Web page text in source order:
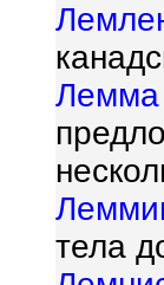
Лемма
тела